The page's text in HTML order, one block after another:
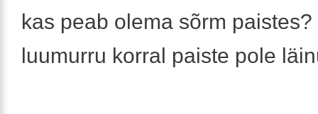
kas peab olema sõrm paistes?
luumurru korral paiste pole